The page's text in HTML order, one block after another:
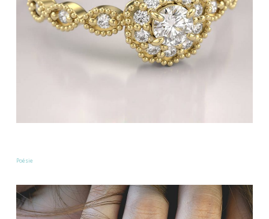
Poésie